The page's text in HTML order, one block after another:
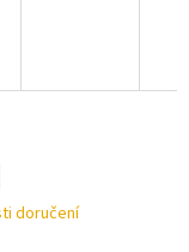
doručení